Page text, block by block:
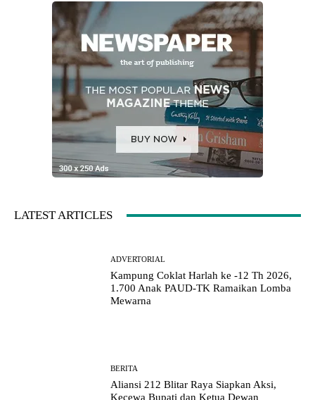
LATEST ARTICLES
ADVERTORIAL
Kampung Coklat Harlah ke -12 Th 2026,
1.700 Anak PAUD-TK Ramaikan Lomba
Mewarna
BERITA
Aliansi 212 Blitar Raya Siapkan Aksi,
Kecewa Bupati dan Ketua Dewan